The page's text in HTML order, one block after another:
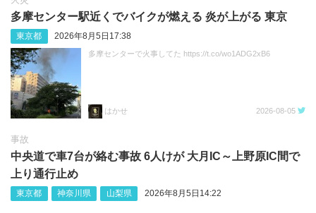
多摩センター駅近くでバイクが燃える 炎が上がる 東京
東京都 2026年8月5日17:38
多摩センターで火事してた https://t.co/wo1ADG2xB6
はかせ 2026-08-05
事故
中央道で車7台が絡む事故 6人けが 大月IC～上野原IC間で
上り通行止め
東京都 神奈川県 山梨県 2026年8月5日14:22